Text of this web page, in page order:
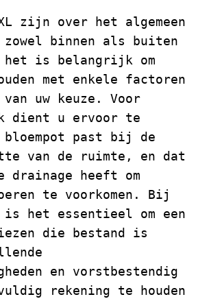
zijn over het algemeen
binnen als buiten
het is belangrijk om
met enkele factoren
uw keuze. Voor
dient u ervoor te
bloempot past bij de
van de ruimte, en dat
drainage heeft om
te voorkomen. Bij
is het essentieel om een
die bestand is
en vorstbestendig
rekening te houden